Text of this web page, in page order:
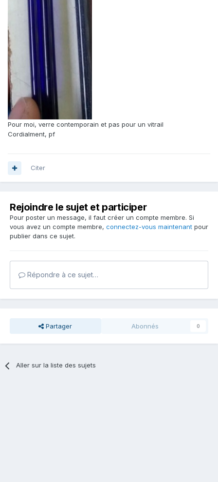
Pour moi, verre contemporain et pas pour un vitrail
Cordialment, pf
Citer
Rejoindre le sujet et participer
Pour poster un message, il faut créer un compte membre. Si
vous avez un compte membre, connectez-vous maintenant pour
publier dans ce sujet.
Répondre à ce sujet…
Partager Abonnés 0
Aller sur la liste des sujets